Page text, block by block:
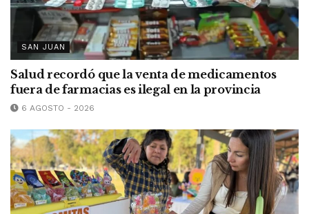
SAN JUAN
Salud recordó que la venta de medicamentos
fuera de farmacias es ilegal en la provincia
6 AGOSTO - 2026